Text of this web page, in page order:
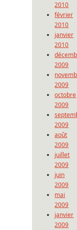
2010
février
2010
janvier
2010
2009
2009
octobre
2009
2009
août
2009
juillet
2009
juin
2009
mai
2009
janvier
2009